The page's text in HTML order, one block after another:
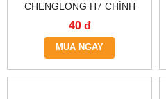
CHENGLONG H7 CHÍNH
HÃNG | CÓ SẴN TẠI HÀ NỘI
40 đ
MUA NGAY